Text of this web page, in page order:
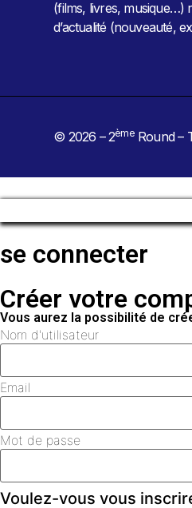
(films, livres, musique…)
d’actualité (nouveauté,
© 2026 – 2èmeRound –
se connecter
Créer votre
Vous aurez la possibilité de
Nom d'utilisateur
Email
Mot de passe
Voulez-vous vous